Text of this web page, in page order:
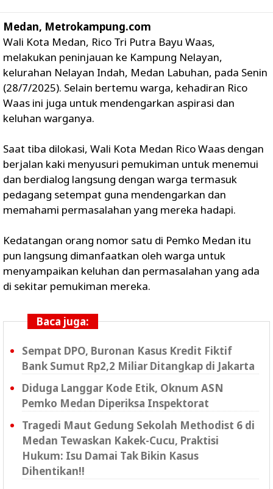
Medan, Metrokampung.com
Wali Kota Medan, Rico Tri Putra Bayu Waas,
melakukan peninjauan ke Kampung Nelayan,
kelurahan Nelayan Indah, Medan Labuhan, pada Senin
(28/7/2025). Selain bertemu warga, kehadiran Rico
Waas ini juga untuk mendengarkan aspirasi dan
keluhan warganya.
Saat tiba dilokasi, Wali Kota Medan Rico Waas dengan
berjalan kaki menyusuri pemukiman untuk menemui
dan berdialog langsung dengan warga termasuk
pedagang setempat guna mendengarkan dan
memahami permasalahan yang mereka hadapi.
Kedatangan orang nomor satu di Pemko Medan itu
pun langsung dimanfaatkan oleh warga untuk
menyampaikan keluhan dan permasalahan yang ada
di sekitar pemukiman mereka.
Baca juga:
Sempat DPO, Buronan Kasus Kredit Fiktif
Bank Sumut Rp2,2 Miliar Ditangkap di Jakarta
Diduga Langgar Kode Etik, Oknum ASN
Pemko Medan Diperiksa Inspektorat
Tragedi Maut Gedung Sekolah Methodist 6 di
Medan Tewaskan Kakek-Cucu, Praktisi
Hukum: Isu Damai Tak Bikin Kasus
Dihentikan!!